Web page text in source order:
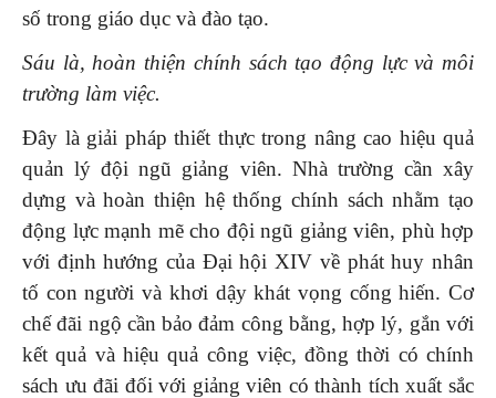
số trong giáo dục và đào tạo.
Sáu là, hoàn thiện chính sách tạo động lực và môi
trường làm việc.
Đây là giải pháp thiết thực trong nâng cao hiệu quả
quản lý đội ngũ giảng viên. Nhà trường cần xây
dựng và hoàn thiện hệ thống chính sách nhằm tạo
động lực mạnh mẽ cho đội ngũ giảng viên, phù hợp
với định hướng của Đại hội XIV về phát huy nhân
tố con người và khơi dậy khát vọng cống hiến. Cơ
chế đãi ngộ cần bảo đảm công bằng, hợp lý, gắn với
kết quả và hiệu quả công việc, đồng thời có chính
sách ưu đãi đối với giảng viên có thành tích xuất sắc